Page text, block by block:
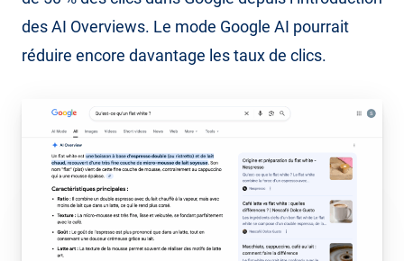
des AI Overviews. Le mode Google AI pourrait
réduire encore davantage les taux de clics.